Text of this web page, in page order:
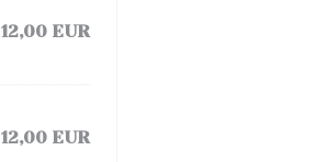
12,00 EUR
12,00 EUR